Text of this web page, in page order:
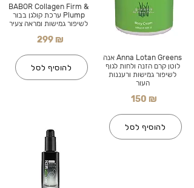
BABOR Collagen Firm &
Plump ערכת קולגן בבור
לשיפור גמישות ומראה צעיר
299 ₪
להוסיף לסל
Anna Lotan Greens אנה
לוטן קרם הזנה ולחות לגוף
לשיפור גמישות ורעננות
העור
150 ₪
להוסיף לסל